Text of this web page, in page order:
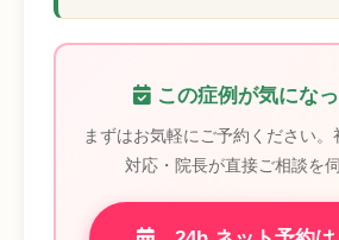
この症例が気にな
まずはお気軽にご予約ください。
対応・院長が直接ご相談を伺